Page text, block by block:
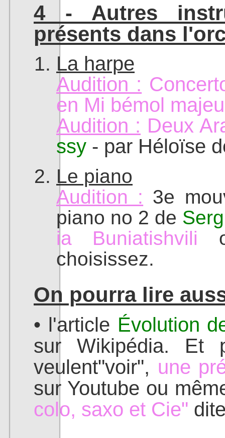
4 - Autres
présents dans
La harpe
Audition :
en Mi bémol
Audition : Deux
ssy - par Héloïse
Le piano
Audition : 3e
piano no 2 de
ia Buniatishvili
choisissez.
On pourra lire
• l'article Évolution
sur Wikipédia. Et
veulent"voir", une
sur Youtube ou
colo, saxo et Cie"